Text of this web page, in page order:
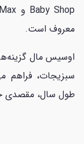
معروف است.
اوسیس مال
سبزیجات، فراهم
طول سال، مقصدی